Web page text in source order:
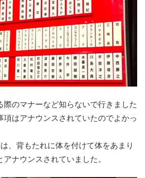
際のマナーなど知らないで行きました
項はアナウンスされていたのでよかっ
、背もたれに体を付けて体をあまり
ナウンスされていました。